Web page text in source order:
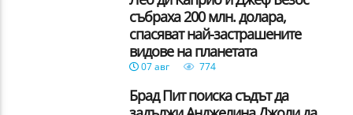
събраха 200 млн. долара,
спасяват най-застрашените
видове на планетата
07 авг 774
Брад Пит поиска съдът да